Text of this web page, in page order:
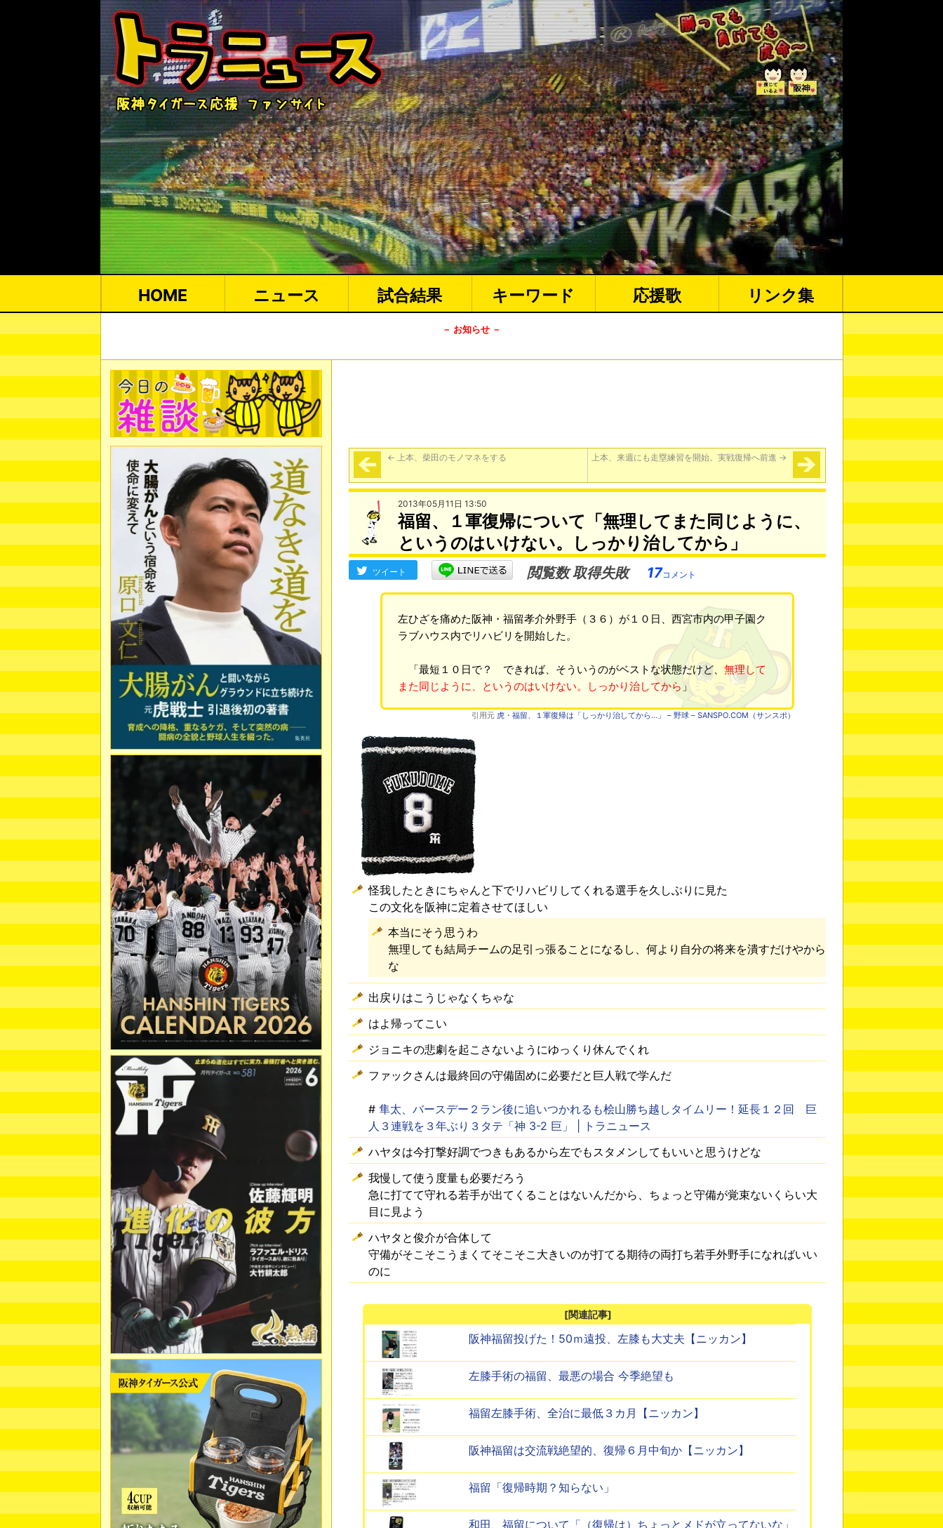
HOME ニュース 試合結果 キーワード 応援歌 リンク集
－ お知らせ －
← 上本、柴田のモノマネをする 上本、来週にも走塁練習を開始。実戦復帰へ前進 →
2013年05月11日 13:50
福留、１軍復帰について「無理してまた同じように、
というのはいけない。しっかり治してから」
ツイート 閲覧数 取得失敗 17コメント
左ひざを痛めた阪神・福留孝介外野手（３６）が１０日、西宮市内の甲子園ク
ラブハウス内でリハビリを開始した。
「最短１０日で？ できれば、そういうのがベストな状態だけど、 無理して
また同じように、というのはいけない。しっかり治してから 」
引用元 虎・福留、１軍復帰は「しっかり治してから…」 – 野球 – SANSPO.COM（サンスポ）
怪我したときにちゃんと下でリハビリしてくれる選手を久しぶりに見た
この文化を阪神に定着させてほしい
本当にそう思うわ
無理しても結局チームの足引っ張ることになるし、何より自分の将来を潰すだけやから
な
出戻りはこうじゃなくちゃな
はよ帰ってこい
ジョニキの悲劇を起こさないようにゆっくり休んでくれ
ファックさんは最終回の守備固めに必要だと巨人戦で学んだ
# 隼太、バースデー２ラン後に追いつかれるも桧山勝ち越しタイムリー！延長１２回 巨
人３連戦を３年ぶり３タテ「神 3-2 巨」 | トラニュース
ハヤタは今打撃好調でつきもあるから左でもスタメンしてもいいと思うけどな
我慢して使う度量も必要だろう
急に打てて守れる若手が出てくることはないんだから、ちょっと守備が覚束ないくらい大
目に見よう
ハヤタと俊介が合体して
守備がそこそこうまくてそこそこ大きいのが打てる期待の両打ち若手外野手になればいい
のに
[関連記事]
阪神福留投げた！50ｍ遠投、左膝も大丈夫【ニッカン】
左膝手術の福留、最悪の場合 今季絶望も
福留左膝手術、全治に最低３カ月【ニッカン】
阪神福留は交流戦絶望的、復帰６月中旬か【ニッカン】
福留「復帰時期？知らない」
和田、福留について「（復帰は）ちょっとメドが立ってないな」